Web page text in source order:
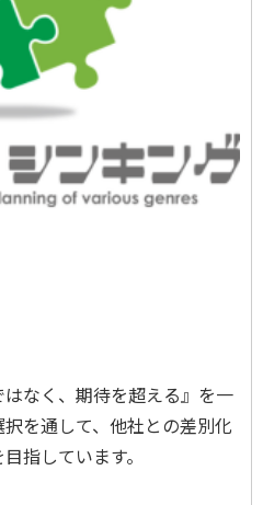
なく、期待を超える』を一
を通して、他社との差別化
指しています。